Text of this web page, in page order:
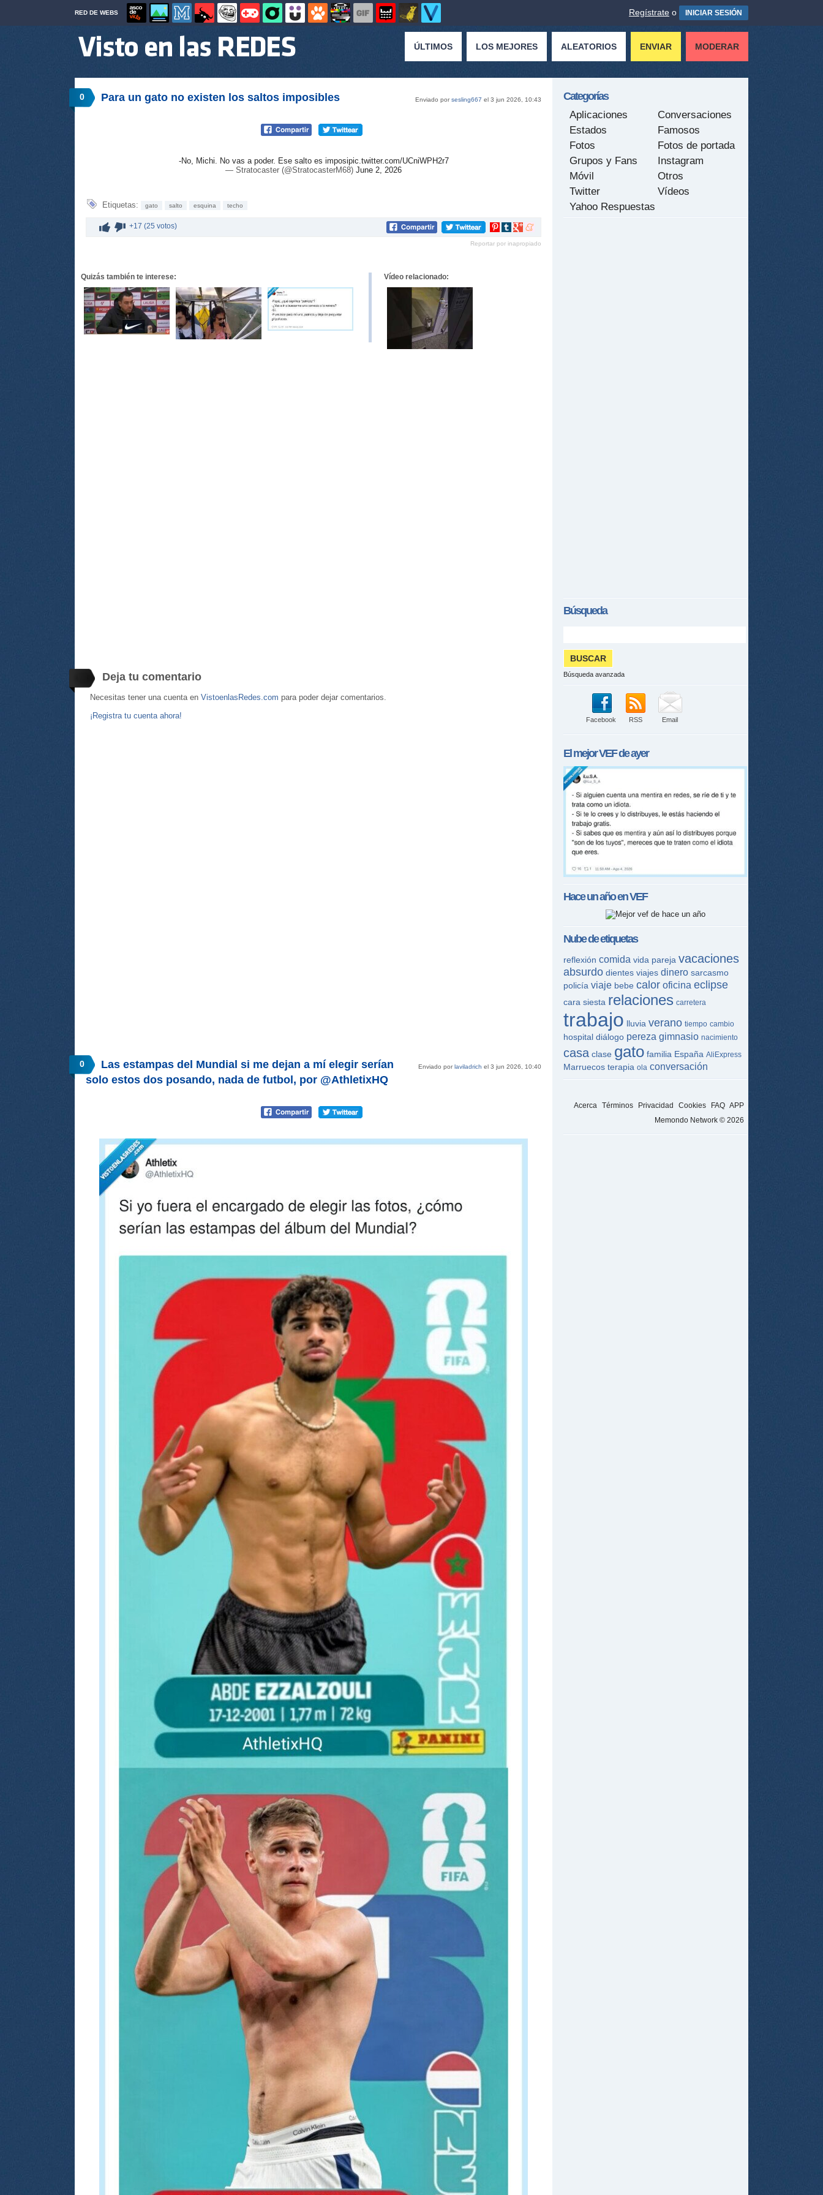
RED DE WEBS Regístrate o INICIAR SESIÓN
ÚLTIMOS LOS MEJORES ALEATORIOS ENVIAR MODERAR
0 Enviado porsesling667 el 3 jun 2026, 10:43
Para un gato no existen los saltos imposibles
-No, Michi. No vas a poder. Ese salto es imposipic.twitter.com/UCniWPH2r7
— Stratocaster (@StratocasterM68) June 2, 2026
Etiquetas: gato salto esquina techo
+17 (25 votos)
Compartir
Pinterest
Compartir
tumblr
Compartir
Google+
Compartir
meneame
Reportar por inapropiado
Quizás también te interese: Vídeo relacionado:
Deja tu comentario
Necesitas tener una cuenta en VistoenlasRedes.com para poder dejar comentarios.
¡Registra tu cuenta ahora!
0 Enviado porlaviladrich el 3 jun 2026, 10:40
Las estampas del Mundial si me dejan a mí elegir serían
solo estos dos posando, nada de futbol, por @AthletixHQ
Categorías
Aplicaciones
Conversaciones
Estados
Famosos
Fotos
Fotos de portada
Grupos y Fans
Instagram
Móvil
Otros
Twitter
Vídeos
Yahoo Respuestas
Búsqueda
Búsqueda avanzada
Facebook RSS Email
El mejorVEFde ayer
Hace un año enVEF
Nube de etiquetas
reflexión comida vida pareja vacaciones
absurdo dientes viajes dinero sarcasmo
policía viaje bebe calor oficina eclipse
cara siesta relaciones carretera
trabajo lluvia verano tiempo cambio
hospital diálogo pereza gimnasio nacimiento
casa clase gato familia España AliExpress
Marruecos terapia ola conversación
Acerca Términos Privacidad Cookies FAQ APP
Memondo Network © 2026